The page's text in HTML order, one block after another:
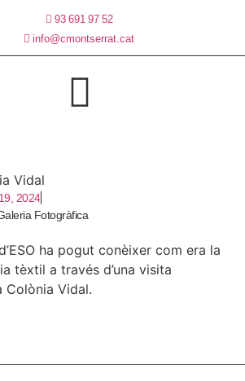
93 691 97 52
info@cmontserrat.cat
Vidal
2024
Fotogràfica
ha pogut conèixer com era la
tèxtil a través d’una visita
Colònia Vidal.